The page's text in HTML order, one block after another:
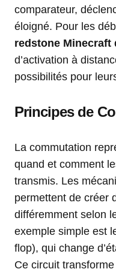
comparateur,
éloigné. Pour les
redstone Minecraft
d’activation à
possibilités pour
Principes de
La commutation
quand et comment
transmis. Les
permettent de créer
différemment selon
exemple simple est
flop), qui change
Ce circuit